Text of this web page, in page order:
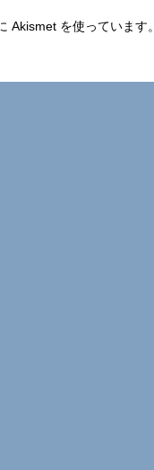
Akismet を使っています。